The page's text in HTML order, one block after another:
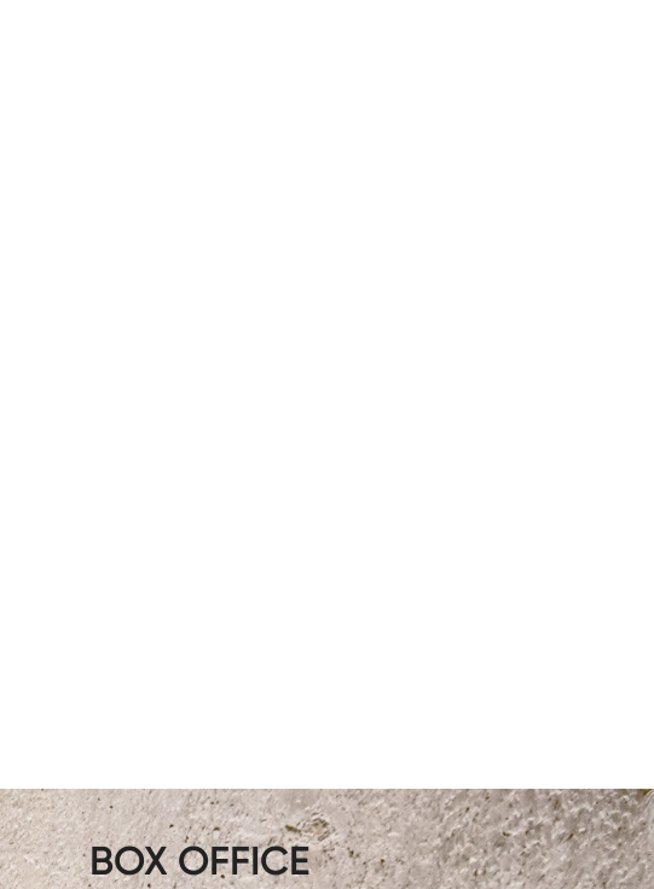
BOX OFFICE